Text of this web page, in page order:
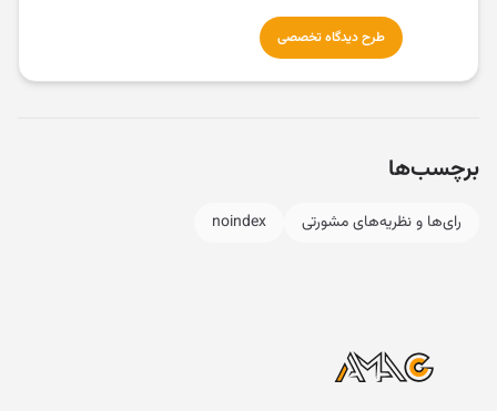
طرح دیدگاه تخصصی
برچسب‌ها
رای‌ها و نظریه‌های مشورتی noindex